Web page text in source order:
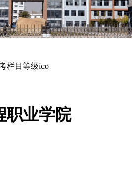
职业学院